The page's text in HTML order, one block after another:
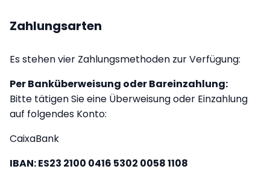
Zahlungsarten
Es stehen vier Zahlungsmethoden zur Verfügung:
Per Banküberweisung oder Bareinzahlung:
Bitte tätigen Sie eine Überweisung oder Einzahlung
auf folgendes Konto:
CaixaBank
IBAN: ES23 2100 0416 5302 0058 1108